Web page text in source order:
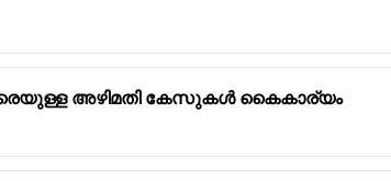
അഴിമതി കേസുകൾ കൈകാര്യം